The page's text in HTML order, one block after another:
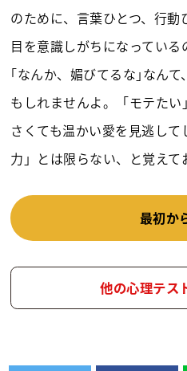
のために、言葉ひとつ、行
目を意識しがちになってい
｢なんか、媚びてるな｣なん
もしれませんよ。「モテた
さくても温かい愛を見逃し
力」とは限らない、と覚えて
最初か
他の心理テス